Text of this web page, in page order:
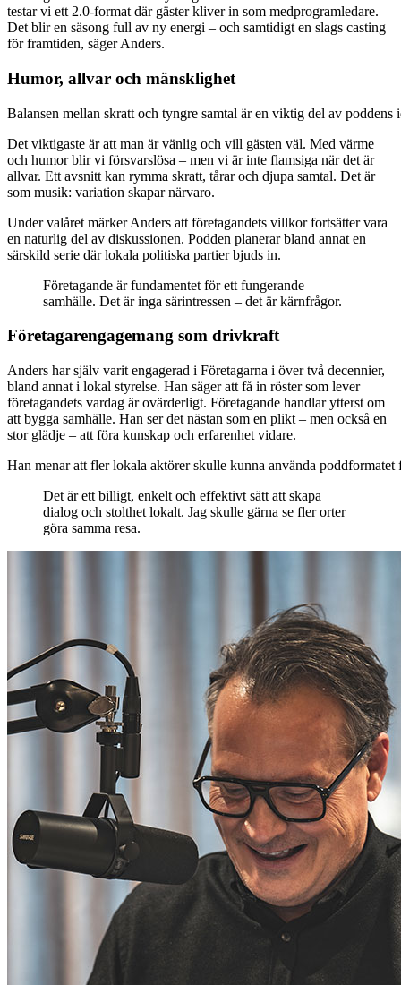
testar vi ett 2.0-format där gäster kliver in som medprogramledare.
Det blir en säsong full av ny energi – och samtidigt en slags casting
för framtiden, säger Anders.
Humor, allvar och mänsklighet
Balansen mellan skratt och tyngre samtal är en viktig del av poddens
Det viktigaste är att man är vänlig och vill gästen väl. Med värme
och humor blir vi försvarslösa – men vi är inte flamsiga när det är
allvar. Ett avsnitt kan rymma skratt, tårar och djupa samtal. Det är
som musik: variation skapar närvaro.
Under valåret märker Anders att företagandets villkor fortsätter vara
en naturlig del av diskussionen. Podden planerar bland annat en
särskild serie där lokala politiska partier bjuds in.
Företagande är fundamentet för ett fungerande
samhälle. Det är inga särintressen – det är kärnfrågor.
Företagarengagemang som drivkraft
Anders har själv varit engagerad i Företagarna i över två decennier,
bland annat i lokal styrelse. Han säger att få in röster som lever
företagandets vardag är ovärderligt. Företagande handlar ytterst om
att bygga samhälle. Han ser det nästan som en plikt – men också en
stor glädje – att föra kunskap och erfarenhet vidare.
Han menar att fler lokala aktörer skulle kunna använda poddformatet
Det är ett billigt, enkelt och effektivt sätt att skapa
dialog och stolthet lokalt. Jag skulle gärna se fler orter
göra samma resa.